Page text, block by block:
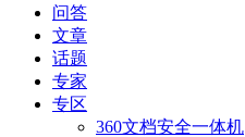
问答
文章
话题
专家
专区
360文档安全一体机